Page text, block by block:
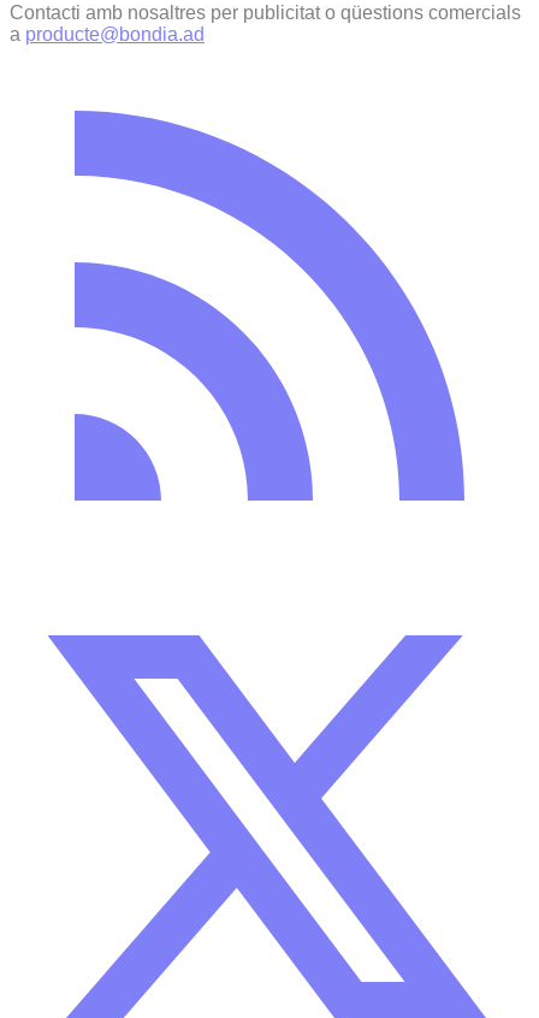
Contacti amb nosaltres per publicitat o qüestions comercials
a producte@bondia.ad